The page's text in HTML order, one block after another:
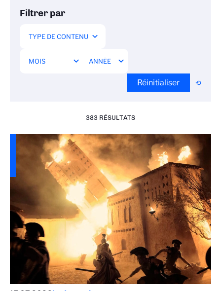
Filtrer par
Réinitialiser
383 RÉSULTATS